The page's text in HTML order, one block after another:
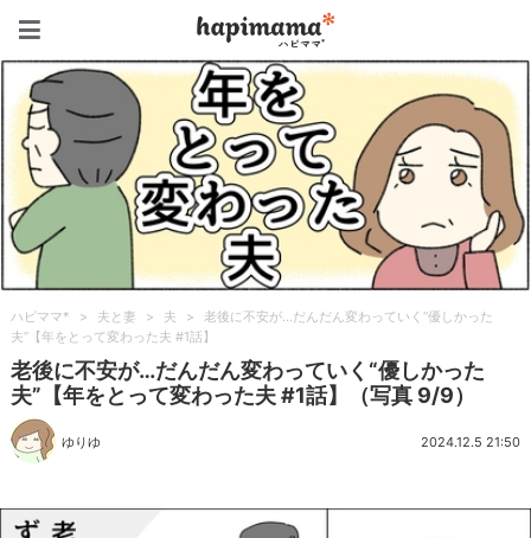
ハピママ* > 夫と妻 > 夫 >
老後に不安が…だんだん変わっていく“優しかった
夫”【年をとって変わった夫 #1話】
老後に不安が…だんだん変わっていく“優しかった
夫”【年をとって変わった夫 #1話】（写真 9/9）
ゆりゆ 2024.12.5 21:50